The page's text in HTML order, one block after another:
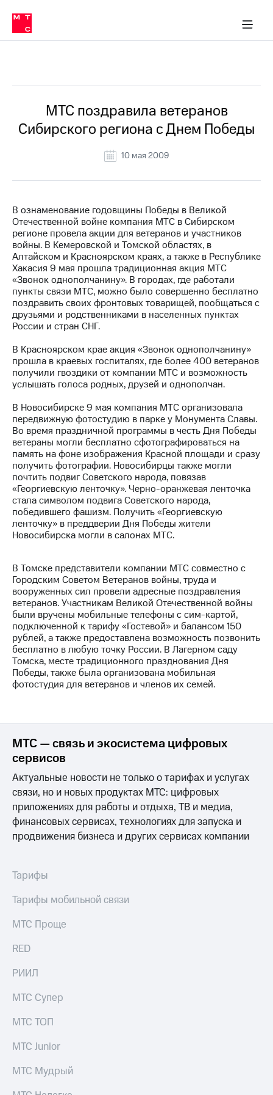
Медиа-центр
и акционерам
Устойчивое развитие
Комплаенс и деловая этика
компании
Карьера
История
компании
Руководство
Контакты
Медиа-центр
Пресс-
релизы
МТС
о технологиях
Достижения
Интервью
Финансовая
отчетность
Контакты
Новости
в
регионе
и акционерам
Корпоративное
управление
Корпоративный
секретарь
Информация
акционерам
Документы
ПАО
"МТС"
Собрания
акционеров
Личный
кабинет
акционера
Акционерный
и
Рынок
акций
Описание
Программа
приобретения
Порядок
выкупа
акций
Описание
Уведомление
Регистратор
Контакты
этика
в МТС
Пресс-
релизы
о технологиях
МТС поздравила ветеранов
Сибирского региона с Днем Победы
10 мая 2009
В ознаменование годовщины Победы в Великой
Отечественной войне компания МТС в Сибирском
регионе провела акции для ветеранов и участников
войны. В Кемеровской и Томской областях, в
Алтайском и Красноярском краях, а также в Республике
Хакасия 9 мая прошла традиционная акция МТС
«Звонок однополчанину». В городах, где работали
пункты связи МТС, можно было совершенно бесплатно
поздравить своих фронтовых товарищей, пообщаться с
друзьями и родственниками в населенных пунктах
России и стран СНГ.
В Красноярском крае акция «Звонок однополчанину»
прошла в краевых госпиталях, где более 400 ветеранов
получили гвоздики от компании МТС и возможность
услышать голоса родных, друзей и однополчан.
В Новосибирске 9 мая компания МТС организовала
передвижную фотостудию в парке у Монумента Славы.
Во время праздничной программы в честь Дня Победы
ветераны могли бесплатно сфотографироваться на
память на фоне изображения Красной площади и сразу
получить фотографии. Новосибирцы также могли
почтить подвиг Советского народа, повязав
«Георгиевскую ленточку». Черно-оранжевая ленточка
стала символом подвига Советского народа,
победившего фашизм. Получить «Георгиевскую
ленточку» в преддверии Дня Победы жители
Новосибирска могли в салонах МТС.
В Томске представители компании МТС совместно с
Городским Советом Ветеранов войны, труда и
вооруженных сил провели адресные поздравления
ветеранов. Участникам Великой Отечественной войны
были вручены мобильные телефоны с сим-картой,
подключенной к тарифу «Гостевой» и балансом 150
рублей, а также предоставлена возможность позвонить
бесплатно в любую точку России. В Лагерном саду
Томска, месте традиционного празднования Дня
Победы, также была организована мобильная
фотостудия для ветеранов и членов их семей.
МТС — связь и экосистема цифровых
сервисов
Актуальные новости не только о тарифах и услугах
связи, но и новых продуктах МТС: цифровых
приложениях для работы и отдыха, ТВ и медиа,
финансовых сервисах, технологиях для запуска и
продвижения бизнеса и других сервисах компании
Тарифы
Тарифы мобильной связи
МТС Проще
RED
РИИЛ
МТС Супер
МТС ТОП
МТС Junior
МТС Мудрый